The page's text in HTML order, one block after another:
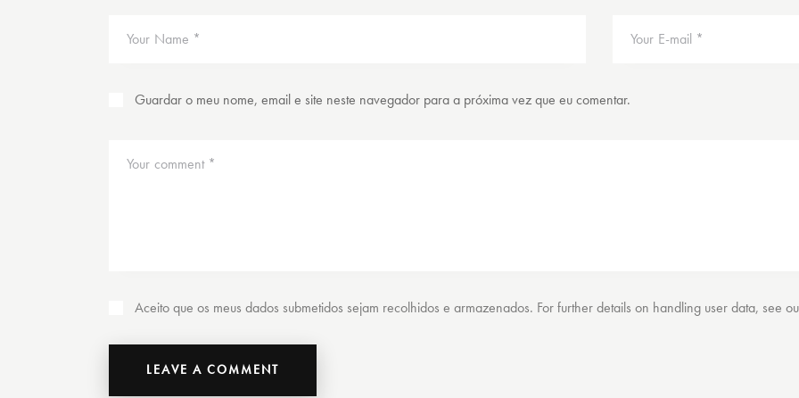
Guardar o meu nome, email e site neste navegador para a próxima vez que eu comentar.
Aceito que os meus dados submetidos sejam recolhidos e armazenados. For further details on handling user data, see